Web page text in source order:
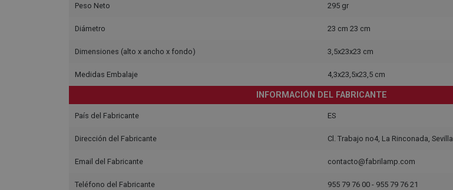
Peso Neto 295 gr
Diámetro 23 cm 23 cm
Dimensiones (alto x ancho x fondo) 3,5x23x23 cm
Medidas Embalaje 4,3x23,5x23,5 cm
INFORMACIÓN DEL FABRICANTE
País del Fabricante ES
Dirección del Fabricante Cl. Trabajo no4, La Rinconada, Sevilla
Email del Fabricante contacto@fabrilamp.com
Teléfono del Fabricante 955 79 76 00 - 955 79 76 21